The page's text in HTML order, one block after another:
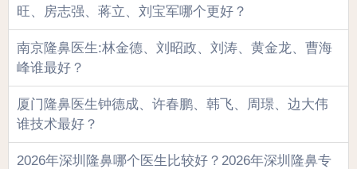
旺、房志强、蒋立、刘宝军哪个更好？
南京隆鼻医生:林金德、刘昭政、刘涛、黄金龙、曹海
峰谁最好？
厦门隆鼻医生钟德成、许春鹏、韩飞、周璟、边大伟
谁技术最好？
2026年深圳隆鼻哪个医生比较好？2026年深圳隆鼻专